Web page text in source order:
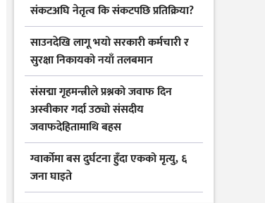
संकटअघि नेतृत्व कि संकटपछि प्रतिक्रिया?
साउनदेखि लागू भयो सरकारी कर्मचारी र
सुरक्षा निकायको नयाँ तलबमान
संसद्मा गृहमन्त्रीले प्रश्नको जवाफ दिन
अस्वीकार गर्दा उठ्यो संसदीय
जवाफदेहितामाथि बहस
ग्वार्कोमा बस दुर्घटना हुँदा एकको मृत्यु, ६
जना घाइते